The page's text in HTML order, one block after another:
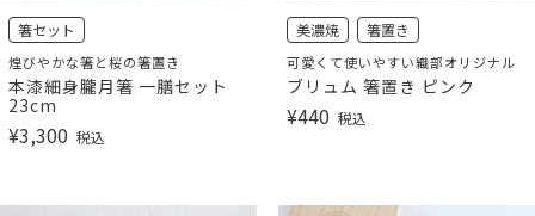
箸セット
煌びやかな箸と桜の箸置き
本漆細身朧月箸 一膳セット
23cm
¥3,300 税込
美濃焼 箸置き
可愛くて使いやすい織部オリジナル
ブリュム 箸置き ピンク
¥440 税込